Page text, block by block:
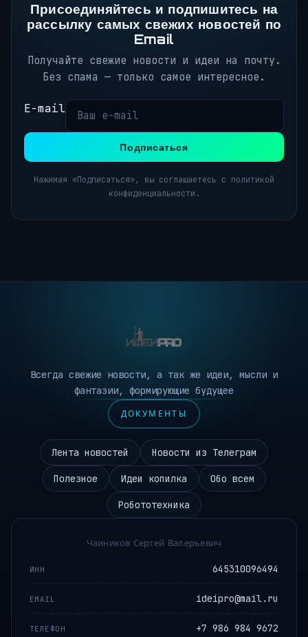
Присоединяйтесь и подпишитесь на
рассылку самых свежих новостей по
Email
Получайте свежие новости и идеи на почту.
Без спама — только самое интересное.
E-mail
Подписаться
Нажимая «Подписаться», вы соглашаетесь с политикой
конфиденциальности.
Всегда свежие новости, а так же идеи, мысли и
фантазии, формирующие будущее
ДОКУМЕНТЫ
Лента новостей Новости из Телеграм
Полезное Идеи копилка Обо всем
Робототехника
Чаиников Сергей Валерьевич
ИНН 645310096494
EMAIL ideipro@mail.ru
ТЕЛЕФОН +7 986 984 9672